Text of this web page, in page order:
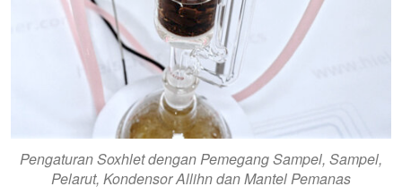
Pengaturan Soxhlet dengan Pemegang Sampel, Sampel,
Pelarut, Kondensor Allihn dan Mantel Pemanas